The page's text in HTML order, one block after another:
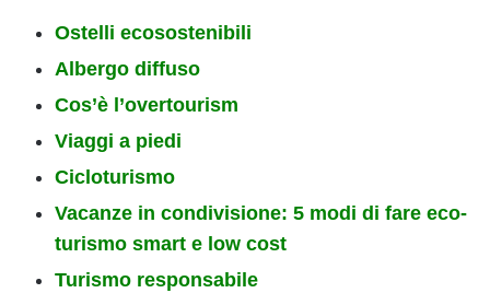
Ostelli ecosostenibili
Albergo diffuso
Cos’è l’overtourism
Viaggi a piedi
Cicloturismo
Vacanze in condivisione: 5 modi di fare eco-
turismo smart e low cost
Turismo responsabile